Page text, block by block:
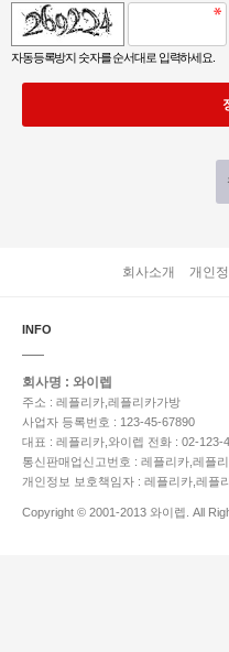
자동등록방지 숫자를 순서대로 입력하세요.
회사소개 개인
INFO
회사명 : 와이렙
주소 : 레플리카,레플리카가방
사업자 등록번호 : 123-45-67890
대표 : 레플리카,와이렙 전화 : 02-123-
통신판매업신고번호 : 레플리카,레플
개인정보 보호책임자 : 레플리카,레플
Copyright © 2001-2013 와이렙. All